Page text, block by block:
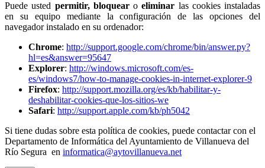
Puede usted permitir, bloquearoeliminar las cookies instaladas
en su equipo mediante la configuración de las opciones del
navegador instalado en su ordenador:
Chrome: http://support.google.com/chrome/bin/answer.py?
hl=es&answer=95647
Explorer: http://windows.microsoft.com/es-
es/windows7/how-to-manage-cookies-in-internet-explorer-9
Firefox: http://support.mozilla.org/es/kb/habilitar-y-
deshabilitar-cookies-que-los-sitios-we
Safari: http://support.apple.com/kb/ph5042
Si tiene dudas sobre esta política de cookies, puede contactar con el
Departamento de Informática del Ayuntamiento de Villanueva del
Río Segura en informatica@aytovillanueva.net